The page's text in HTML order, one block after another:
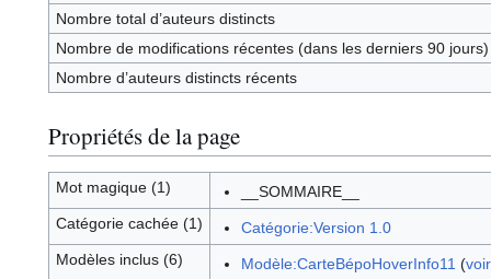
Nombre total d’auteurs distincts
Nombre de modifications récentes (dans les derniers 90 jours)
Nombre d’auteurs distincts récents
Propriétés de la page
Mot magique (1)
__SOMMAIRE__
Catégorie cachée (1)
Catégorie:Version 1.0
Modèles inclus (6)
Modèle:CarteBépoHoverInfo11 (